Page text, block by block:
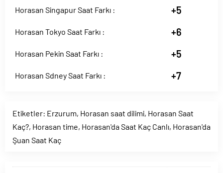
Horasan Singapur Saat Farkı : +5
Horasan Tokyo Saat Farkı : +6
Horasan Pekin Saat Farkı : +5
Horasan Sdney Saat Farkı : +7
Etiketler: Erzurum, Horasan saat dilimi, Horasan Saat
Kaç?, Horasan time, Horasan'da Saat Kaç Canlı, Horasan'da
Şuan Saat Kaç